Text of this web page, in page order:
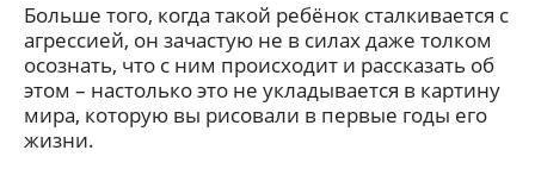
Больше того, когда такой ребёнок сталкивается с
агрессией, он зачастую не в силах даже толком
осознать, что с ним происходит и рассказать об
этом – настолько это не укладывается в картину
мира, которую вы рисовали в первые годы его
жизни.